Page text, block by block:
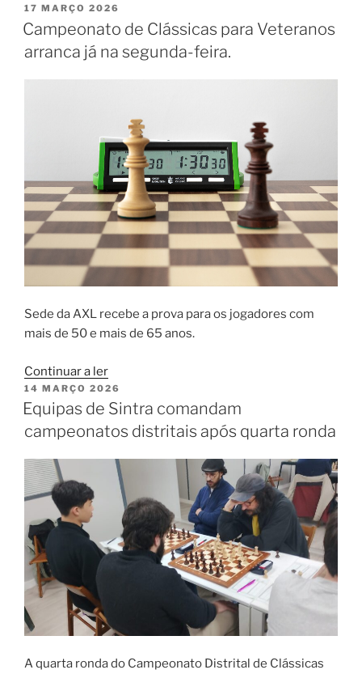
do
Desporto
Sénior
xadrez”
PUBLICADO
EM
17 MARÇO 2026
Campeonato de Clássicas para Veteranos
arranca já na segunda-feira.
Sede da AXL recebe a prova para os jogadores com
mais de 50 e mais de 65 anos.
Continuar a ler“Campeonato
de
Clássicas
para
arranca
segunda-
feira.”
PUBLICADO
EM
14 MARÇO 2026
Equipas de Sintra comandam
campeonatos distritais após quarta ronda
A quarta ronda do Campeonato Distrital de Clássicas